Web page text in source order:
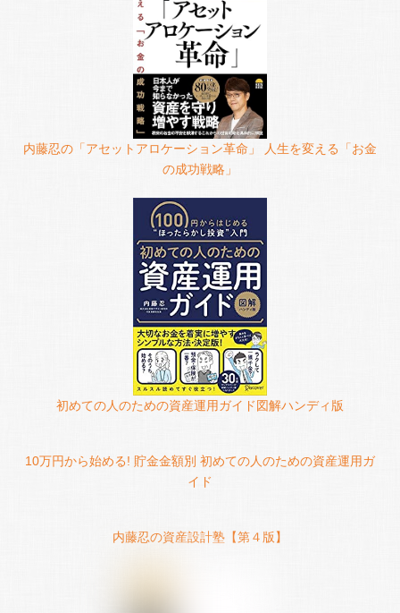
内藤忍の「アセットアロケーション革命」 人生を変える「お金
の成功戦略」
初めての人のための資産運用ガイド図解ハンディ版
10万円から始める! 貯金金額別 初めての人のための資産運用ガ
イド
内藤忍の資産設計塾【第４版】